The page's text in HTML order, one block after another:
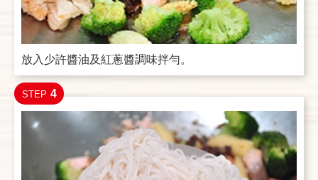
放入少許醬油及紅蔥醬調味拌勻。
STEP 4